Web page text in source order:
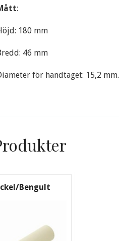
:
180 mm
46 mm
för handtaget: 15,2 mm.
Bengult